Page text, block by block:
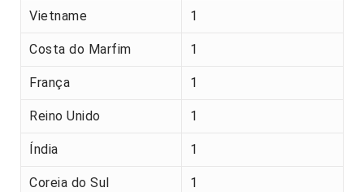
Vietname 1
Costa do Marfim 1
França 1
Reino Unido 1
Índia 1
Coreia do Sul 1